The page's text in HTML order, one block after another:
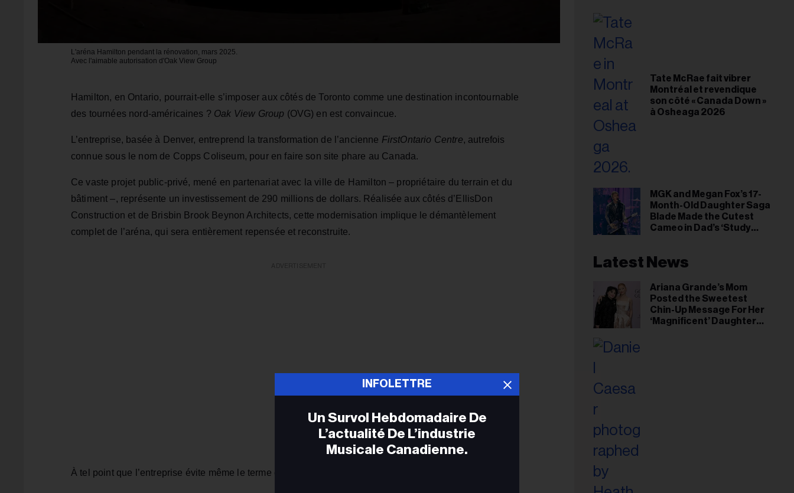
L'aréna Hamilton pendant la rénovation, mars 2025.
Avec l'aimable autorisation d'Oak View Group
Hamilton, en Ontario, pourrait-elle s’imposer aux côtés de Toronto comme une destination incontournable
des tournées nord-américaines ? Oak View Group (OVG) en est convaincue.
L’entreprise, basée à Denver, entreprend la transformation de l’ancienne FirstOntario Centre, autrefois
connue sous le nom de Copps Coliseum, pour en faire son site phare au Canada.
Ce vaste projet public-privé, mené en partenariat avec la ville de Hamilton – propriétaire du terrain et du
bâtiment –, représente un investissement de 290 millions de dollars. Réalisée aux côtés d’EllisDon
Construction et de Brisbin Brook Beynon Architects, cette modernisation implique le démantèlement
complet de l’aréna, qui sera entièrement repensée et reconstruite.
À tel point que l’entreprise évite même le terme de « rénovation ».
Tate McRae fait vibrer
Montréal et revendique
son côté « Canada Down »
à Osheaga 2026
MGK and Megan Fox’s 17-
Month-Old Daughter Saga
Blade Made the Cutest
Cameo in Dad’s ‘Study
Latest News
Ariana Grande’s Mom
Posted the Sweetest
Chin-Up Message For Her
‘Magnificent’ Daughter
INFOLETTRE
Un Survol Hebdomadaire De
L’actualité De L’industrie
Musicale Canadienne.